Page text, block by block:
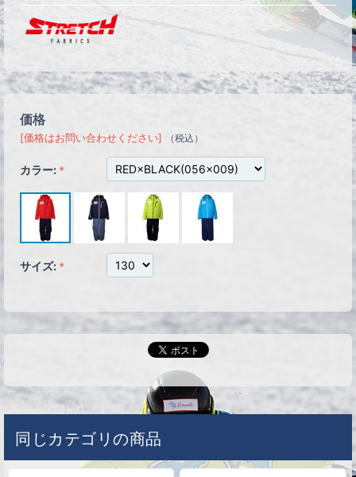
価格
[価格はお問い合わせください] （税込）
カラー:
サイズ:
同じカテゴリの商品